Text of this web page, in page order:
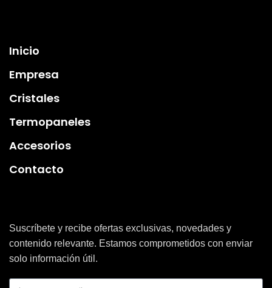
Inicio
Empresa
Cristales
Termopaneles
Accesorios
Contacto
Suscríbete y recibe ofertas exclusivas, novedades y
contenido relevante. Estamos comprometidos con enviar
solo información útil.